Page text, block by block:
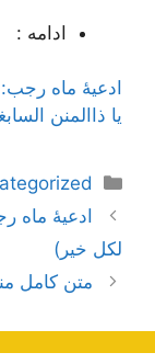
ادامه :
ادعیۀ ماه
یا ذاالمنن
دسته‌ها
ناوبری
نوشته‌ها
ادعیۀ ماه
لکل خیر)
متن کامل